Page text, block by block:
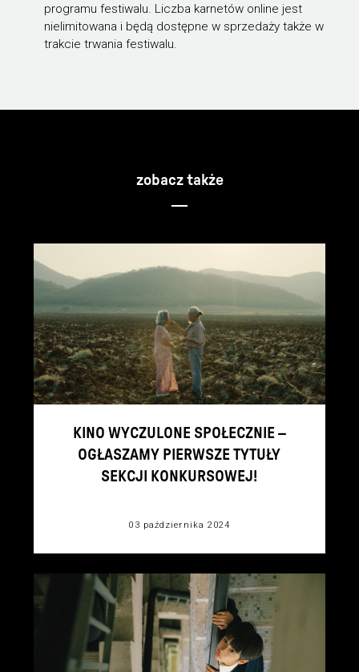
programu festiwalu. Liczba karnetów online jest
nielimitowana i będą dostępne w sprzedaży także w
trakcie trwania festiwalu.
zobacz także
KINO WYCZULONE SPOŁECZNIE –
OGŁASZAMY PIERWSZE TYTUŁY
SEKCJI KONKURSOWEJ!
03 października 2024